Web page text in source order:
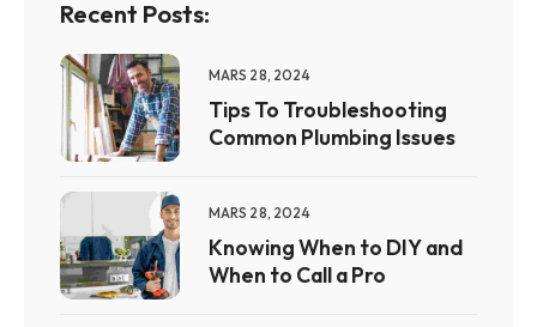
Recent Posts:
MARS 28, 2024
Tips To Troubleshooting
Common Plumbing Issues
MARS 28, 2024
Knowing When to DIY and
When to Call a Pro